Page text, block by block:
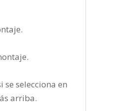
selecciona en
arriba.